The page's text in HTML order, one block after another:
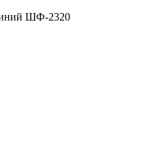
ШФ-2320